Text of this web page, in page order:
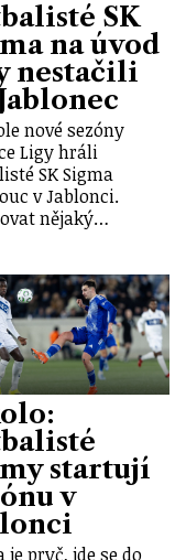
SK
na úvod
nestačili
nové sezóny
Ligy hráli
SK Sigma
v Jablonci.
nějaký…
startují
v
je pryč, jde se do